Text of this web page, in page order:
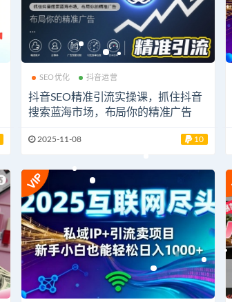
SEO优化 抖音运营
抖音SEO精准引流实操课，抓住抖音
搜索蓝海市场，布局你的精准广告
2025-11-08 10